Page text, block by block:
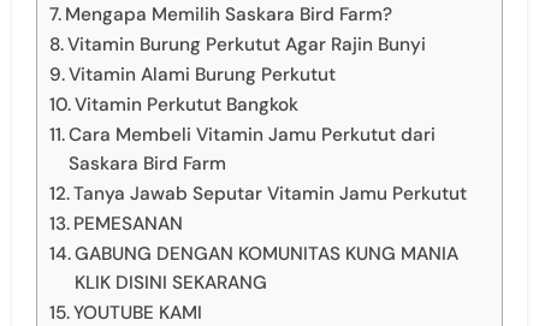
Mengapa Memilih Saskara Bird Farm?
Vitamin Burung Perkutut Agar Rajin Bunyi
Vitamin Alami Burung Perkutut
Vitamin Perkutut Bangkok
Cara Membeli Vitamin Jamu Perkutut dari
Saskara Bird Farm
Tanya Jawab Seputar Vitamin Jamu Perkutut
PEMESANAN
GABUNG DENGAN KOMUNITAS KUNG MANIA
KLIK DISINI SEKARANG
YOUTUBE KAMI